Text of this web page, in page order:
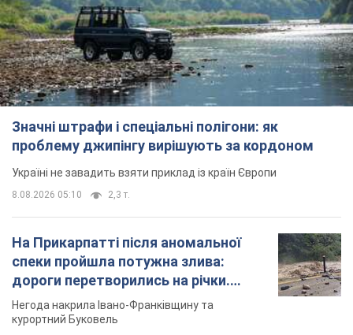
Значні штрафи і спеціальні полігони: як
проблему джипінгу вирішують за кордоном
Україні не завадить взяти приклад із країн Європи
8.08.2026 05:10 2,3 т.
На Прикарпатті після аномальної
спеки пройшла потужна злива:
дороги перетворились на річки.
Відео
Негода накрила Івано-Франківщину та
курортний Буковель